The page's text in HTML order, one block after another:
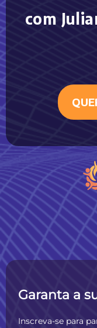
com
Garanta a
Inscreva-se para